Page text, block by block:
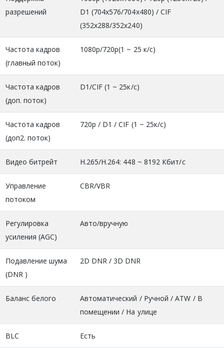
разрешений
D1 (704х576/704х480) / CIF
(352х288/352х240)
Частота кадров
(главный поток)
1080p/720p(1 ~ 25 к/с)
Частота кадров
(доп. поток)
D1/CIF (1 ~ 25к/с)
Частота кадров
(доп2. поток)
720р / D1 / CIF (1 ~ 25к/с)
Видео битрейт H.265/H.264: 448 ~ 8192 Кбит/с
Управление
потоком
CBR/VBR
Регулировка
усиления (AGC)
Авто/вручную
Подавление шума
(DNR )
2D DNR / 3D DNR
Баланс белого
Автоматический / Ручной / ATW / В
помещении / На улице
BLC Есть